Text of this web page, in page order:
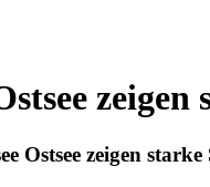
zeigen
Ostsee zeigen starke